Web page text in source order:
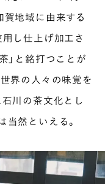
地域に由来する
し仕上げ加工さ
」と銘打つことが
界の人々の味覚を
川の茶文化とし
然といえる。